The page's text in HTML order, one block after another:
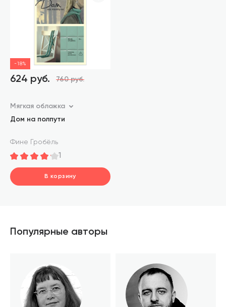
-18%
624 руб. 760 руб.
Мягкая обложка
Дом на полпути
Фине Гробёль
1
В корзину
Популярные авторы